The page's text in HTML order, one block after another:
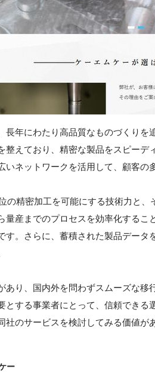
長年にわたり高品質なものづくりを
整えており、精密な製品をスピー
いネットワークを活用して、顧客の
の精密加工を可能にする技術力と
量産までのプロセスを効率化する
す。さらに、蓄積された製品デー
あり、国内外を問わずスムーズな
とする事業者にとって、信頼できる
社のサービスを検討してみる価値が
ー